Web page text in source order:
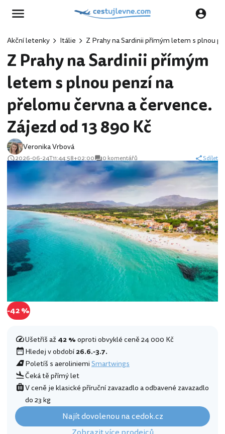
Akční letenky Itálie Z Prahy na Sardinii přímým letem s plnou
Z Prahy na Sardinii přímým
letem s plnou penzí na
přelomu června a července.
Zájezd od 13 890 Kč
Veronika Vrbová
2026-06-24T11:44:58+02:00 0 komentářů Sdílet
-42 %
Ušetříš až42 %oproti obvyklé ceně 24 000 Kč
Hledej v období26.6.-3.7.
Poletíš s aeroliniemiSmartwings
Čeká tě přímý let
V ceně je klasické příruční zavazadlo a odbavené zavazadlo
do 23 kg
Najít dovolenou na cedok.cz